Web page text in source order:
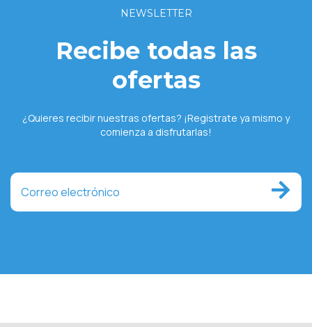
NEWSLETTER
Recibe todas las
ofertas
¿Quieres recibir nuestras ofertas? ¡Registrate ya mismo y
comienza a disfrutarlas!